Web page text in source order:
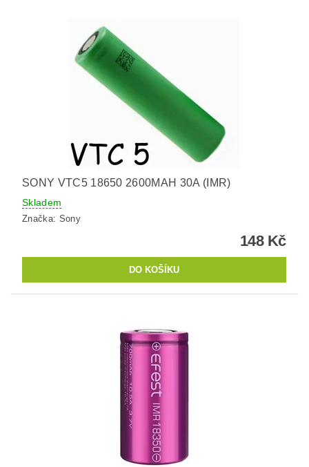
SONY VTC5 18650 2600MAH 30A (IMR)
Skladem
Značka: Sony
148 Kč